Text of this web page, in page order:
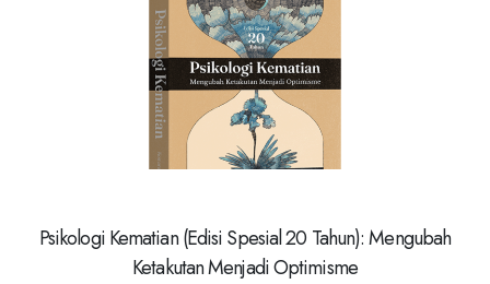
Psikologi Kematian (Edisi Spesial 20 Tahun): Mengubah
Ketakutan Menjadi Optimisme